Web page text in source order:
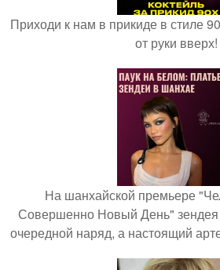
Приходи к нам в прикиде в стиле
от руки вверх!
На шанхайской премьере
Совершенно Новый День"
очередной наряд, а настоящий